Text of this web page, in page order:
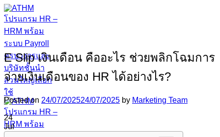
Skip
to
content
E Slip เงินเดือน คืออะไร ช่วยพลิกโฉมการ
จ่ายเงินเดือนของ HR ได้อย่างไร?
Posted on 24/07/202524/07/2025 by Marketing Team
24
Jul